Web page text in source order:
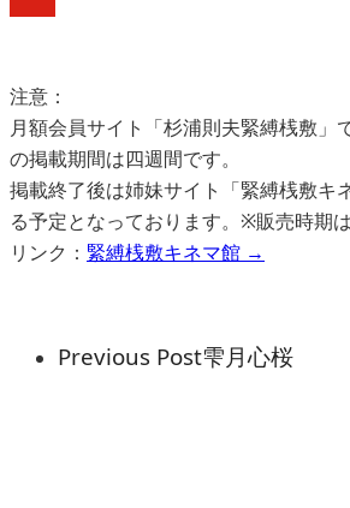
注意：
月額会員サイト「杉浦則夫緊縛桟敷」
の掲載期間は四週間です。
掲載終了後は姉妹サイト「緊縛桟敷キ
る予定となっております。※販売時期
リンク： 緊縛桟敷キネマ館 →
Previous Post雫月心桜